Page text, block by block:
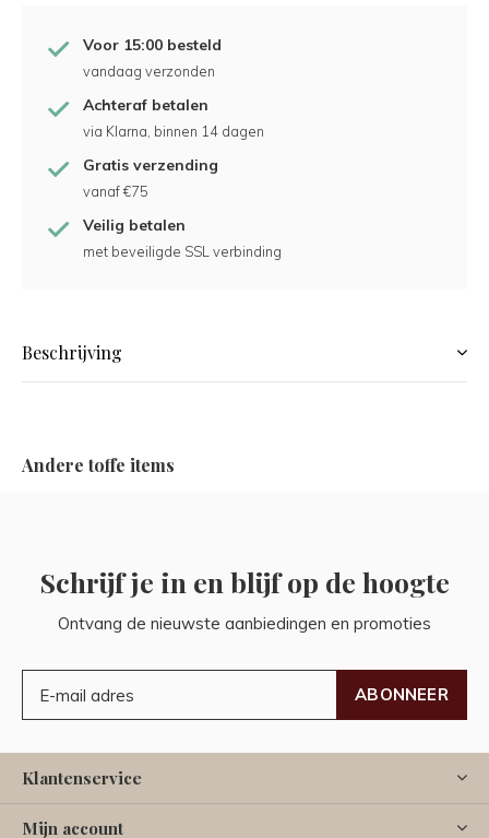
Voor 15:00 besteld
vandaag verzonden
Achteraf betalen
via Klarna, binnen 14 dagen
Gratis verzending
vanaf €75
Veilig betalen
met beveiligde SSL verbinding
Beschrijving
Andere toffe items
Schrijf je in en blijf op de hoogte
Ontvang de nieuwste aanbiedingen en promoties
ABONNEER
Klantenservice
Mijn account